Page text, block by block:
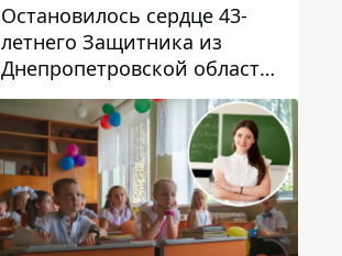
Остановилось сердце 43-
летнего Защитника из
Днепропетровской области
Евгения Зинченко